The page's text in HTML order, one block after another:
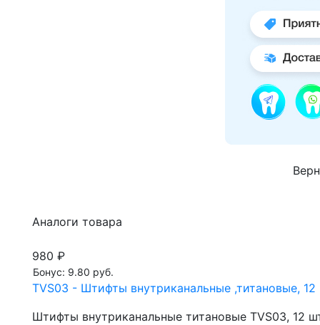
Аналоги товара
980 ₽
Бонус: 9.80 руб.
TVS03 - Штифты внутриканальные ,титановые,
Штифты внутриканальные титановые TVS03, 12